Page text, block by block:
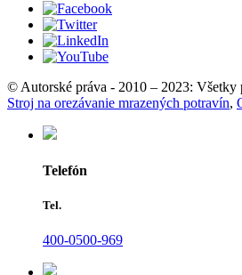
© Autorské práva - 2010 – 2023: Všetky
Stroj na orezávanie mrazených potravín,
Telefón
Tel.
400-0500-969